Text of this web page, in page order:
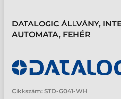
DATALOGIC ÁLLVÁNY,
AUTOMATA, FEHÉR
Cikkszám: STD-G041-WH